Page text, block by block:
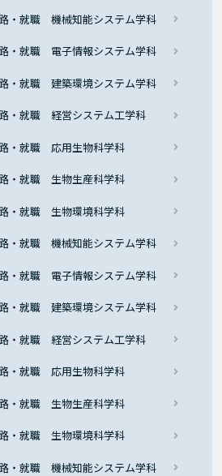
・就職 機械知能システム学科
・就職 電子情報システム学科
・就職 建築環境システム学科
・就職 経営システム工学科
・就職 応用生物科学科
・就職 生物生産科学科
・就職 生物環境科学科
・就職 機械知能システム学科
・就職 電子情報システム学科
・就職 建築環境システム学科
・就職 経営システム工学科
・就職 応用生物科学科
・就職 生物生産科学科
・就職 生物環境科学科
・就職 機械知能システム学科